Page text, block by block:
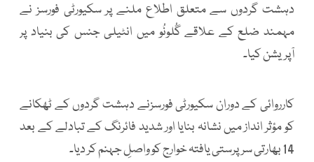
دہشت گردوں سے متعلق اطلاع ملنے پر سکیورٹی فورسز نے
مہمند ضلع کے علاقے گُلونُو میں انٹیلی جنس کی بنیاد پر
آپریشن کیا۔
کارروائی کے دوران سکیورٹی فورسزنے دہشت گردوں کے ٹھکانے
کو مؤثر انداز میں نشانہ بنایا اور شدید فائرنگ کے تبادلے کے بعد
14 بھارتی سرپرستی یافتہ خوارج کو واصلِ جہنم کر دیا۔